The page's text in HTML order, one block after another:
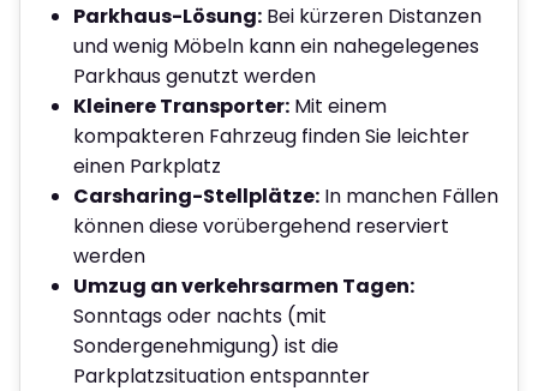
Parkhaus-Lösung: Bei kürzeren Distanzen
und wenig Möbeln kann ein nahegelegenes
Parkhaus genutzt werden
Kleinere Transporter: Mit einem
kompakteren Fahrzeug finden Sie leichter
einen Parkplatz
Carsharing-Stellplätze: In manchen Fällen
können diese vorübergehend reserviert
werden
Umzug an verkehrsarmen Tagen:
Sonntags oder nachts (mit
Sondergenehmigung) ist die
Parkplatzsituation entspannter